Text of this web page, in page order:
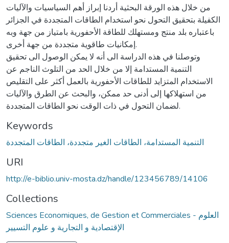
من خلال هذه الورقة البحثية أردنا إبراز أهم السياسيات والآليات
الكفيلة بتحقيق التحول نحو استخدام الطاقات المتجددة في الجزائر
باعتباره بلد منتج ومستهلك للطاقة الأحفورية بامتياز من جهة وبه
إمكانيات طاقوية متجددة من جهة أخرى.
وتوصلنا في هذه الدراسة الى أنه لا يمكن الوصول الى تحقيق
التنمية المستدامة إلا من خلال الحد من التلوث الناجم عن
الاستخدام المتزايد للطاقات الأحفورية بالعمل أكثر على التقليص
من استهلاكها إلى أدنى حد ممكن، والبحث عن الطرق والآليات
لضمان التحول في ذات الوقت نحو الطاقات المتجددة.
Keywords
التنمية المستدامة، الطاقات الغير متجددة، الطاقات المتجددة
URI
http://e-biblio.univ-mosta.dz/handle/123456789/14106
Collections
Sciences Economiques, de Gestion et Commerciales - العلوم
الإقتصادية و التجارية و علوم التسيير